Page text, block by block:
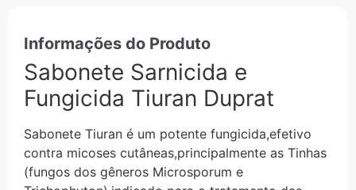
Informações do Produto
Sabonete Sarnicida e
Fungicida Tiuran Duprat
Sabonete Tiuran é um potente fungicida,efetivo
contra micoses cutâneas,principalmente as Tinhas
(fungos dos gêneros Microsporum e